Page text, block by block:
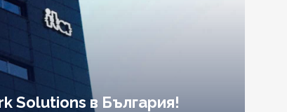
Solutions в България!